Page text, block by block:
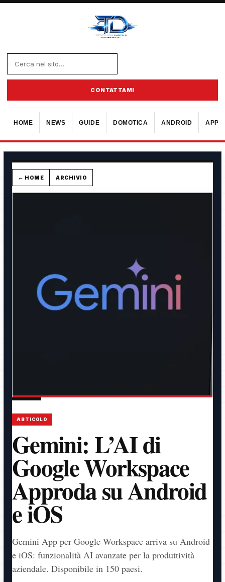
CONTATTAMI
HOME NEWS GUIDE DOMOTICA ANDROID
← HOME ARCHIVIO
ARTICOLO
Gemini: L’AI di
Google Workspace
Approda su Android
e iOS
Gemini App per Google Workspace arriva su Android
e iOS: funzionalità AI avanzate per la produttività
aziendale. Disponibile in 150 paesi.